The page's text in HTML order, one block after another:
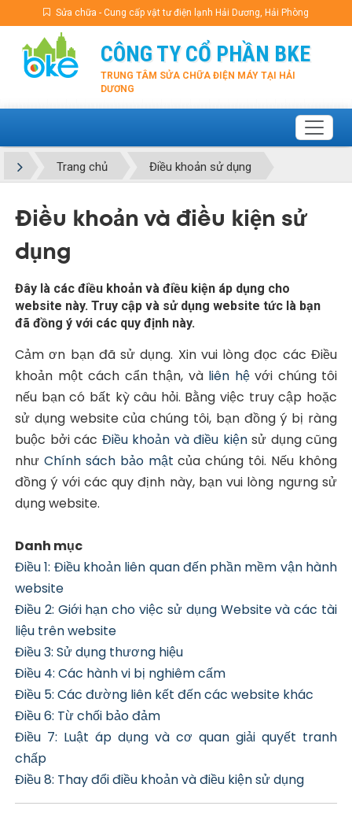
Sửa chữa - Cung cấp vật tư điện lạnh Hải Dương, Hải Phòng
CÔNG TY CỔ PHẦN BKE
TRUNG TÂM SỬA CHỮA ĐIỆN MÁY TẠI HẢI
DƯƠNG
Trang chủ Điều khoản sử dụng
Điều khoản và điều kiện sử
dụng
Đây là các điều khoản và điều kiện áp dụng cho
website này. Truy cập và sử dụng website tức là bạn
đã đồng ý với các quy định này.
Cảm ơn bạn đã sử dụng. Xin vui lòng đọc các Điều
khoản một cách cẩn thận, và liên hệvới chúng tôi
nếu bạn có bất kỳ câu hỏi. Bằng việc truy cập hoặc
sử dụng website của chúng tôi, bạn đồng ý bị ràng
buộc bởi các Điều khoản và điều kiệnsử dụng cũng
như Chính sách bảo mật của chúng tôi. Nếu không
đồng ý với các quy định này, bạn vui lòng ngưng sử
dụng website.
Danh mục
Điều 1: Điều khoản liên quan đến phần mềm vận hành
website
Điều 2: Giới hạn cho việc sử dụng Website và các tài
liệu trên website
Điều 3: Sử dụng thương hiệu
Điều 4: Các hành vi bị nghiêm cấm
Điều 5: Các đường liên kết đến các website khác
Điều 6: Từ chối bảo đảm
Điều 7: Luật áp dụng và cơ quan giải quyết tranh
chấp
Điều 8: Thay đổi điều khoản và điều kiện sử dụng